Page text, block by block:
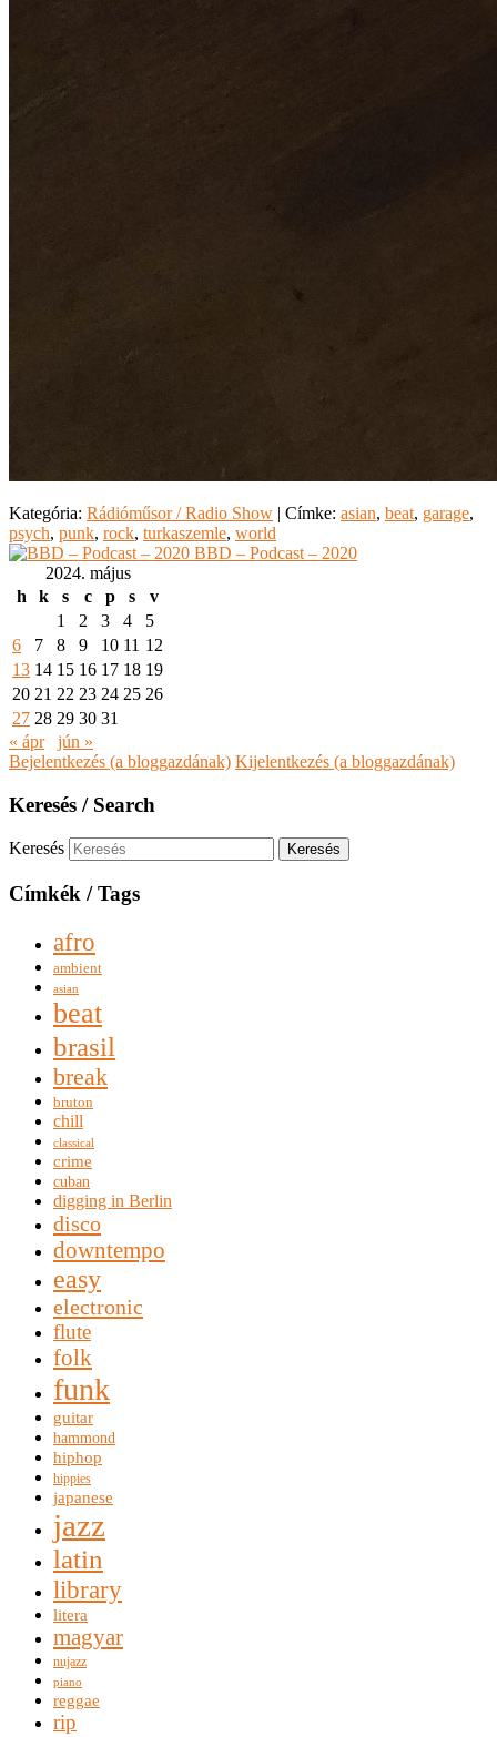
Kategória: Rádióműsor / Radio Show | Címke: asian, beat, garage,
psych, punk, rock, turkaszemle, world
BBD – Podcast – 2020
2024. május
h
k s c p s
v
1
2 3 4
5
6
7 8 9 10 11 12
13 14 15 16 17 18 19
20 21 22 23 24 25 26
27 28 29 30 31
« ápr
jún »
Bejelentkezés (a bloggazdának) Kijelentkezés (a bloggazdának)
Keresés / Search
Keresés
Címkék / Tags
afro
ambient
asian
beat
brasil
break
bruton
chill
classical
crime
cuban
digging in Berlin
disco
downtempo
easy
electronic
flute
folk
funk
guitar
hammond
hiphop
hippies
japanese
jazz
latin
library
litera
magyar
nujazz
piano
reggae
rip